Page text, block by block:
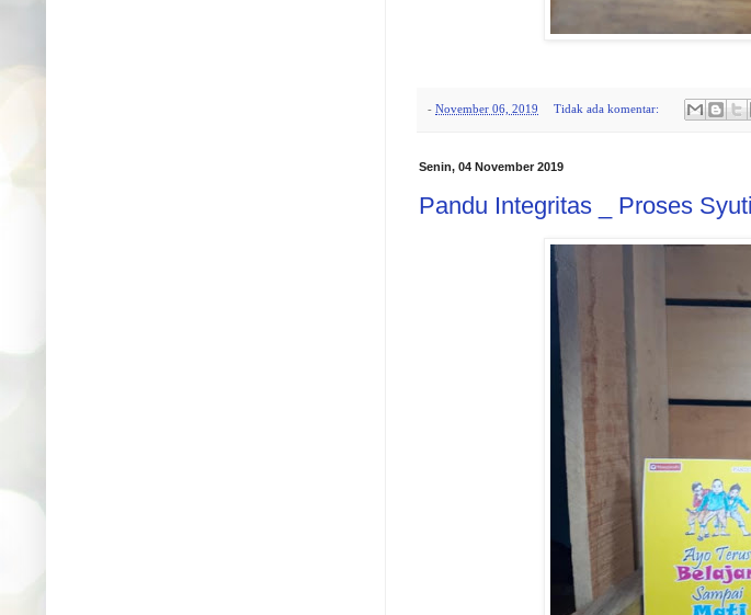
- November 06, 2019 Tidak ada komentar:
Senin, 04 November 2019
Pandu Integritas _ Proses